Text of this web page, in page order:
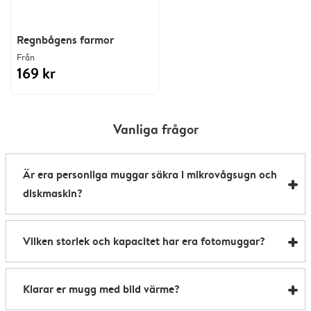
Regnbågens farmor
Från
169 kr
Vanliga frågor
Är era personliga muggar säkra i mikrovågsugn och
diskmaskin?
Våra personanpassade muggar är både
mikrovågsugns- och diskmaskinståliga. Enda
undantaget är våra värmeskiftande muggar. De är
behålla sin effekt.
Vilken storlek och kapacitet har era fotomuggar?
Våra muggar är 8,2 x 9,5 cm och rymmer upp till 285
ml – perfekta för en härlig, tillfredsställande varm
Klarar er mugg med bild värme?